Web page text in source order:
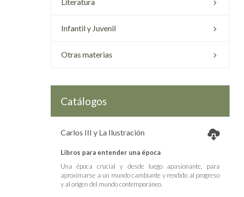
Infantil y Juvenil
Otras materias
Catálogos
Carlos III y La Ilustración
Libros para entender una época
Una época crucial y desde luego apasionante, para
aproximarse a un mundo cambiante y rendido al progreso
y al origen del mundo contemporáneo.